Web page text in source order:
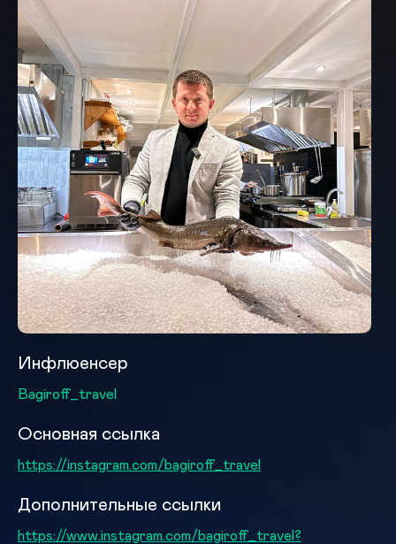
Инфлюенсер
Bagiroff_travel
Основная ссылка
https://instagram.com/bagiroff_travel
Дополнительные ссылки
https://www.instagram.com/bagiroff_travel?